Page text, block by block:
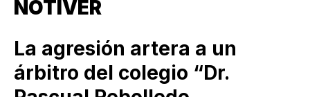
NOTIVER
La agresión artera a un
árbitro del colegio “Dr.